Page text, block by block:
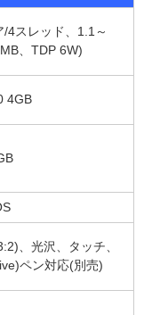
4スレッド、1.1～
、TDP 6W)
4GB
、光沢、タッチ、
ペン対応(別売)